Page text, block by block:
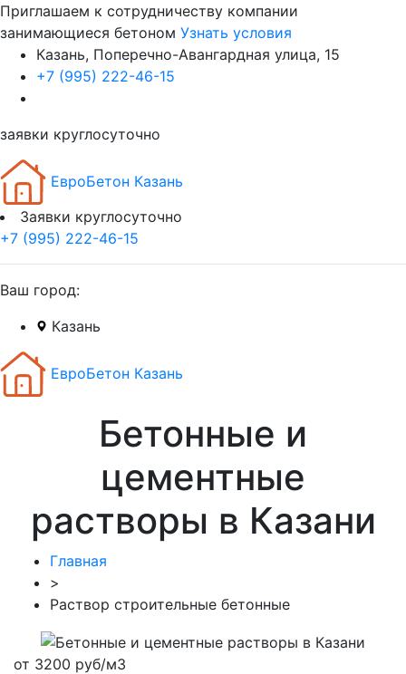
Приглашаем к сотрудничеству компании
занимающиеся бетоном Узнать условия
Казань, Поперечно-Авангардная улица, 15
+7 (995) 222-46-15
заявки круглосуточно
ЕвроБетон Казань
Заявки круглосуточно
+7 (995) 222-46-15
Ваш город:
Казань
ЕвроБетон Казань
Бетонные и
цементные
растворы в Казани
Главная
>
Раствор строительные бетонные
от 3200 руб/м3